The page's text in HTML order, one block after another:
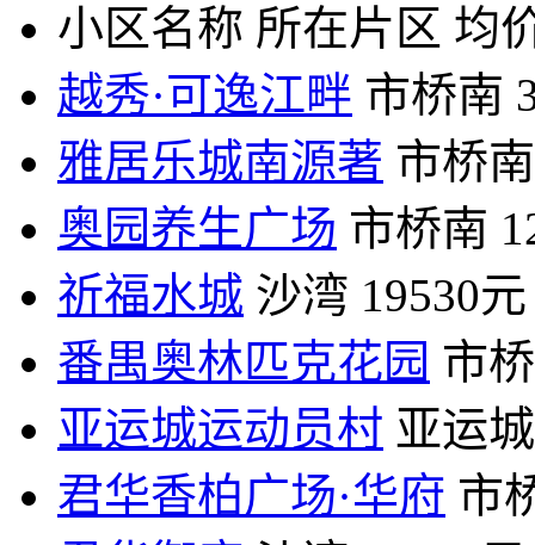
小区名称 所在片区 均
越秀·可逸江畔 市桥南
雅居乐城南源著 市桥南
奥园养生广场 市桥南
祈福水城 沙湾 19530元
番禺奥林匹克花园 市
亚运城运动员村 亚运城
君华香柏广场·华府 市